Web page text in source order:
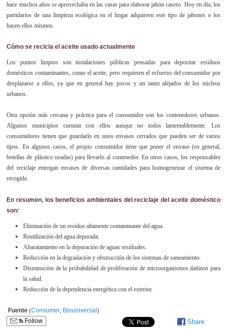
hace muchos años se aprovechaba en las casas para elaborar jabón casero. Hoy en día, los
partidarios de una limpieza ecológica en el hogar adquieren este tipo de jabones o los
hacen ellos mismos.
Cómo se recicla el aceite usado actualmente
Los puntos limpios son instalaciones públicas pensadas para depositar residuos
domésticos contaminantes, como el aceite, pero requieren el esfuerzo del consumidor por
desplazarse a ellos, ya que en general hay pocos y un tanto alejados de los núcleos
urbanos.
Otra opción más cercana y práctica para el consumidor son los contenedores urbanos.
Algunos municipios cuentan con ellos aunque no todos lamentablemente. Los
consumidores tienen que guardarlo en unos envases cerrados que pueden ser de varios
tipos. En algunos casos, el propio consumidor tiene que poner el envase (en general,
botellas de plástico usadas) para llevarlo al contenedor. En otros casos, los responsables
del reciclaje entregan envases de diversas cantidades para homogeneizar el sistema de
recogida.
En resumen, los beneficios ambientales del reciclaje del aceite doméstico
son:
Eliminación de un residuo altamente contaminante del agua.
Reutilización del agua depurada.
Abaratamiento en la depuración de aguas residuales.
Reducción en la degradación y obstrucción de los sistemas de saneamiento.
Disminución de la probabilidad de proliferación de microorganismos dañinos para
la salud.
Reducción de la dependencia energética con el exterior.
Fuente (Consumer, Biouniversal)
Follow
Share